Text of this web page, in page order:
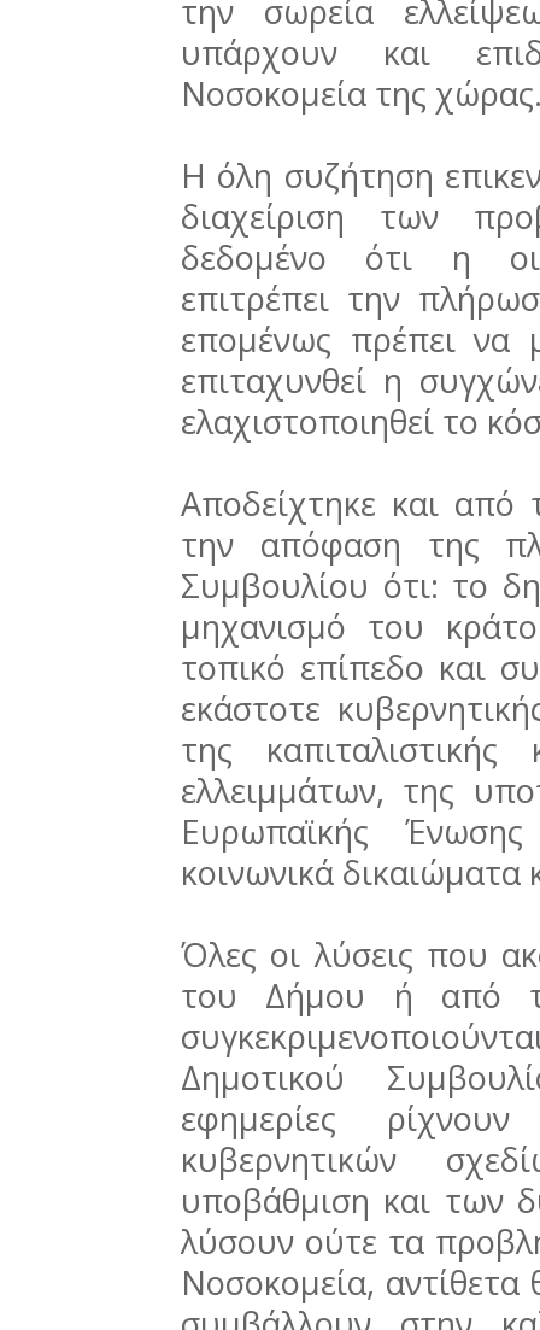
την σωρεία
υπάρχουν και
Νοσοκομεία της
Η όλη συζήτηση
διαχείριση των
δεδομένο ότι η
επιτρέπει την
επομένως πρέπει να
επιταχυνθεί η
ελαχιστοποιηθεί το
Αποδείχτηκε και
την απόφαση της
Συμβουλίου ότι: το
μηχανισμό του
τοπικό επίπεδο και
εκάστοτε
της
ελλειμμάτων, της
Ευρωπαϊκής
κοινωνικά δικαιώματα
Όλες οι λύσεις που
του Δήμου ή από
Δημοτικού
εφημερίες
κυβερνητικών
υποβάθμιση και των
λύσουν ούτε τα
Νοσοκομεία,